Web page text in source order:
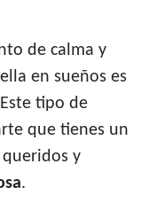
de calma y
en sueños es
tipo de
que tienes un
y
.